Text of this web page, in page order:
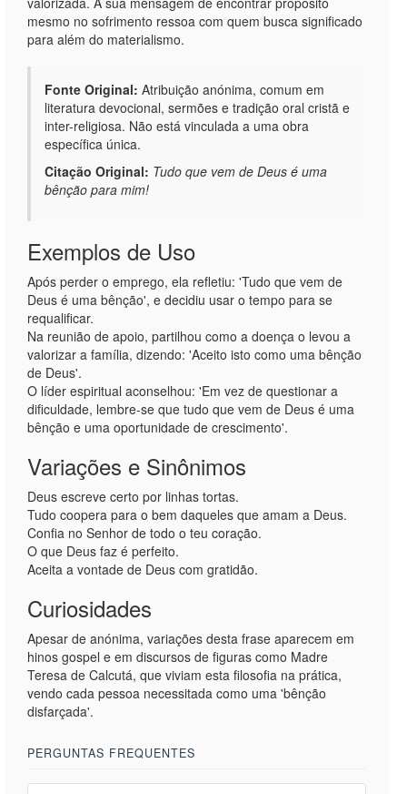
mesmo no sofrimento ressoa com quem busca significado
para além do materialismo.
Fonte Original: Atribuição anónima, comum em
literatura devocional, sermões e tradição oral cristã e
inter-religiosa. Não está vinculada a uma obra
específica única.
Citação Original: Tudo que vem de Deus é uma
bênção para mim!
Exemplos de Uso
Após perder o emprego, ela refletiu: 'Tudo que vem de
Deus é uma bênção', e decidiu usar o tempo para se
requalificar.
Na reunião de apoio, partilhou como a doença o levou a
valorizar a família, dizendo: 'Aceito isto como uma bênção
de Deus'.
O líder espiritual aconselhou: 'Em vez de questionar a
dificuldade, lembre-se que tudo que vem de Deus é uma
bênção e uma oportunidade de crescimento'.
Variações e Sinônimos
Deus escreve certo por linhas tortas.
Tudo coopera para o bem daqueles que amam a Deus.
Confia no Senhor de todo o teu coração.
O que Deus faz é perfeito.
Aceita a vontade de Deus com gratidão.
Curiosidades
Apesar de anónima, variações desta frase aparecem em
hinos gospel e em discursos de figuras como Madre
Teresa de Calcutá, que viviam esta filosofia na prática,
vendo cada pessoa necessitada como uma 'bênção
disfarçada'.
PERGUNTAS FREQUENTES